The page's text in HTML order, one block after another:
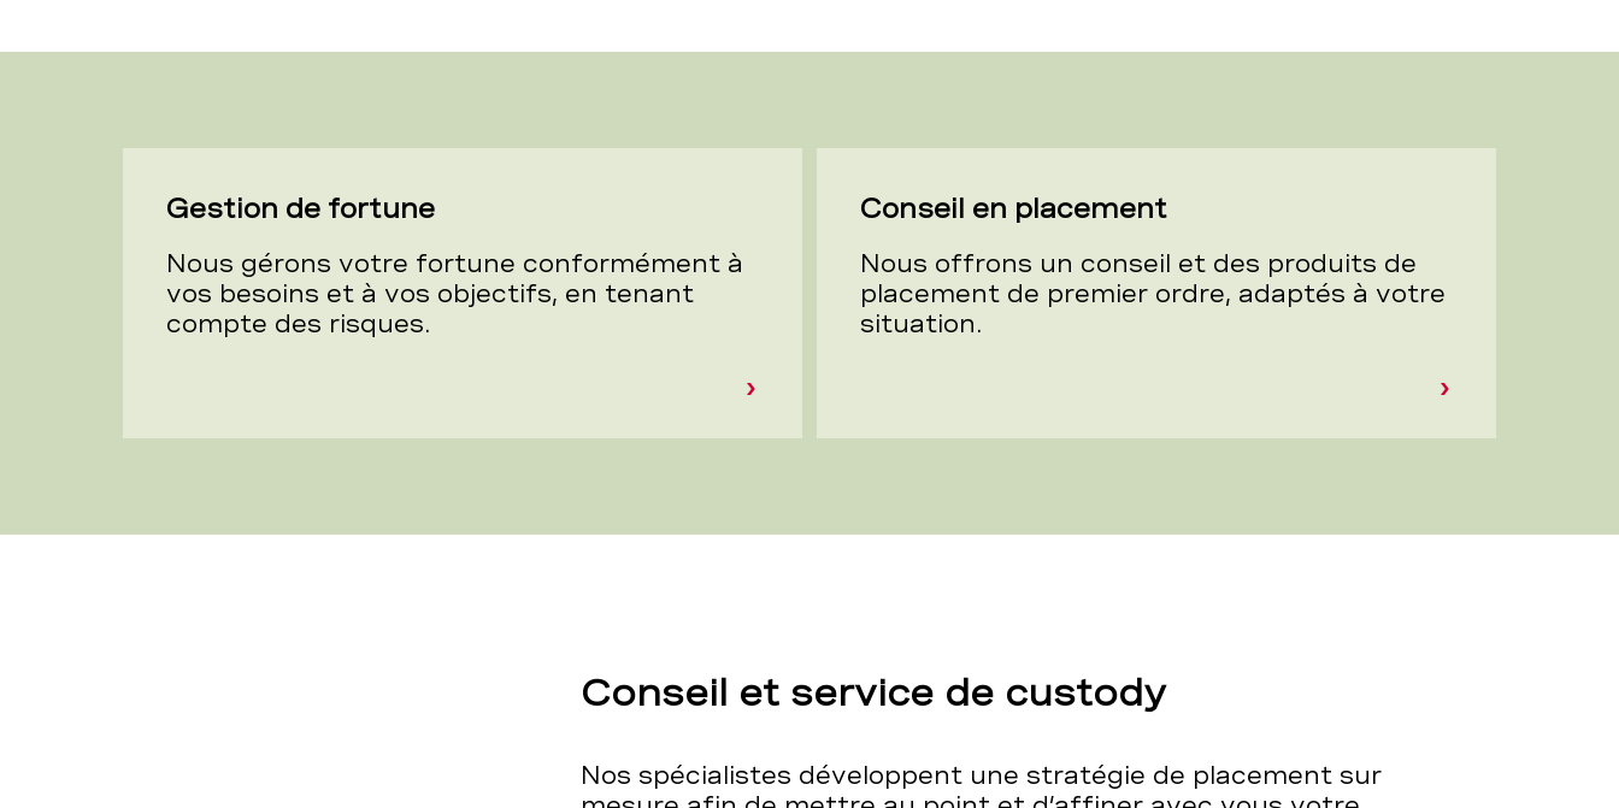
Gestion de fortune
Nous gérons votre fortune conformément à
vos besoins et à vos objectifs, en tenant
compte des risques.
Conseil en placement
Nous offrons un conseil et des produits de
placement de premier ordre, adaptés à votre
situation.
Conseil et service de custody
Nos spécialistes développent une stratégie de placement sur